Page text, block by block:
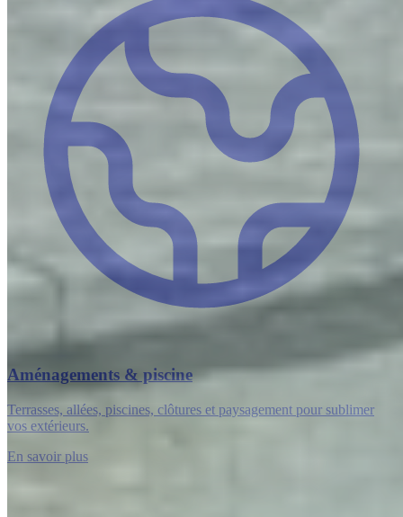
Aménagements & piscine
Terrasses, allées, piscines, clôtures et paysagement pour sublimer
vos extérieurs.
En savoir plus